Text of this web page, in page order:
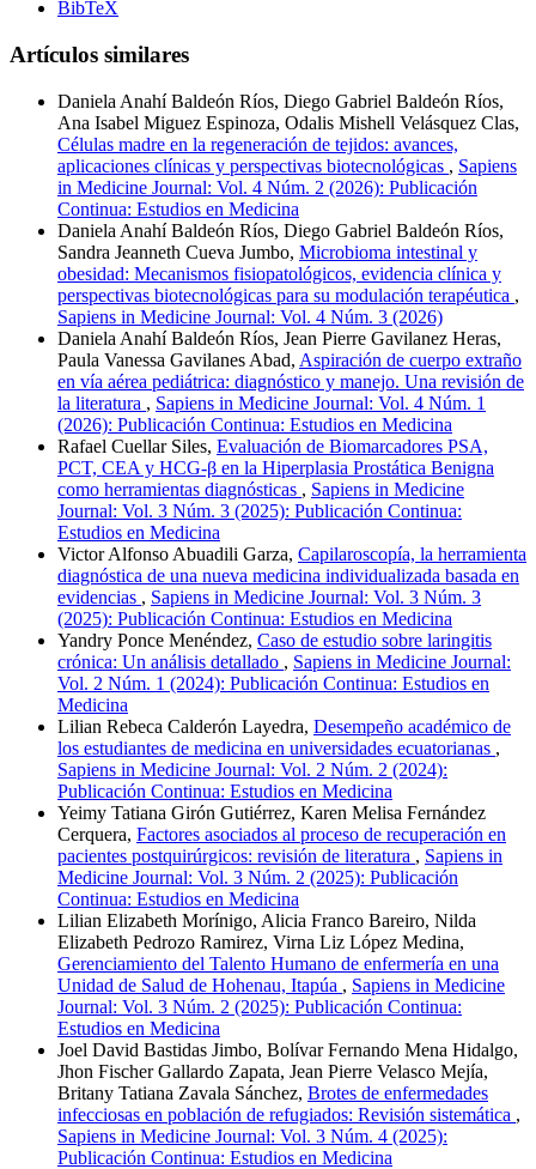
BibTeX
Artículos similares
Daniela Anahí Baldeón Ríos, Diego Gabriel Baldeón Ríos,
Ana Isabel Miguez Espinoza, Odalis Mishell Velásquez Clas,
Células madre en la regeneración de tejidos: avances,
aplicaciones clínicas y perspectivas biotecnológicas , Sapiens
in Medicine Journal: Vol. 4 Núm. 2 (2026): Publicación
Continua: Estudios en Medicina
Daniela Anahí Baldeón Ríos, Diego Gabriel Baldeón Ríos,
Sandra Jeanneth Cueva Jumbo, Microbioma intestinal y
obesidad: Mecanismos fisiopatológicos, evidencia clínica y
perspectivas biotecnológicas para su modulación terapéutica ,
Sapiens in Medicine Journal: Vol. 4 Núm. 3 (2026)
Daniela Anahí Baldeón Ríos, Jean Pierre Gavilanez Heras,
Paula Vanessa Gavilanes Abad, Aspiración de cuerpo extraño
en vía aérea pediátrica: diagnóstico y manejo. Una revisión de
la literatura , Sapiens in Medicine Journal: Vol. 4 Núm. 1
(2026): Publicación Continua: Estudios en Medicina
Rafael Cuellar Siles, Evaluación de Biomarcadores PSA,
PCT, CEA y HCG-β en la Hiperplasia Prostática Benigna
como herramientas diagnósticas , Sapiens in Medicine
Journal: Vol. 3 Núm. 3 (2025): Publicación Continua:
Estudios en Medicina
Victor Alfonso Abuadili Garza, Capilaroscopía, la herramienta
diagnóstica de una nueva medicina individualizada basada en
evidencias , Sapiens in Medicine Journal: Vol. 3 Núm. 3
(2025): Publicación Continua: Estudios en Medicina
Yandry Ponce Menéndez, Caso de estudio sobre laringitis
crónica: Un análisis detallado , Sapiens in Medicine Journal:
Vol. 2 Núm. 1 (2024): Publicación Continua: Estudios en
Medicina
Lilian Rebeca Calderón Layedra, Desempeño académico de
los estudiantes de medicina en universidades ecuatorianas ,
Sapiens in Medicine Journal: Vol. 2 Núm. 2 (2024):
Publicación Continua: Estudios en Medicina
Yeimy Tatiana Girón Gutiérrez, Karen Melisa Fernández
Cerquera, Factores asociados al proceso de recuperación en
pacientes postquirúrgicos: revisión de literatura , Sapiens in
Medicine Journal: Vol. 3 Núm. 2 (2025): Publicación
Continua: Estudios en Medicina
Lilian Elizabeth Morínigo, Alicia Franco Bareiro, Nilda
Elizabeth Pedrozo Ramirez, Virna Liz López Medina,
Gerenciamiento del Talento Humano de enfermería en una
Unidad de Salud de Hohenau, Itapúa , Sapiens in Medicine
Journal: Vol. 3 Núm. 2 (2025): Publicación Continua:
Estudios en Medicina
Joel David Bastidas Jimbo, Bolívar Fernando Mena Hidalgo,
Jhon Fischer Gallardo Zapata, Jean Pierre Velasco Mejía,
Britany Tatiana Zavala Sánchez, Brotes de enfermedades
infecciosas en población de refugiados: Revisión sistemática ,
Sapiens in Medicine Journal: Vol. 3 Núm. 4 (2025):
Publicación Continua: Estudios en Medicina